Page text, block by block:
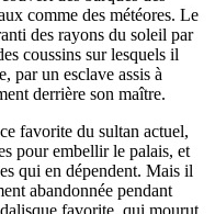
comme des météores. Le
des rayons du soleil par
coussins sur lesquels il
par un esclave assis à
derrière son maître.
favorite du sultan actuel,
pour embellir le palais, et
qui en dépendent. Mais il
abandonnée pendant